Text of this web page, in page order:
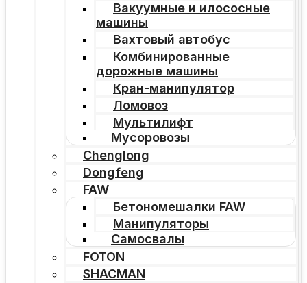
Вакуумные и илососные
машины
Вахтовый автобус
Комбинированные
дорожные машины
Кран-манипулятор
Ломовоз
Мультилифт
Мусоровозы
Chenglong
Dongfeng
FAW
Бетономешалки FAW
Манипуляторы
Самосвалы
FOTON
SHACMAN